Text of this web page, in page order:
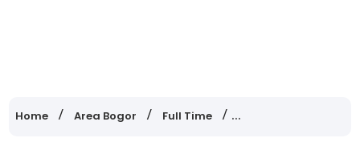
Home Area Bogor Full Time Lowongan Kerja